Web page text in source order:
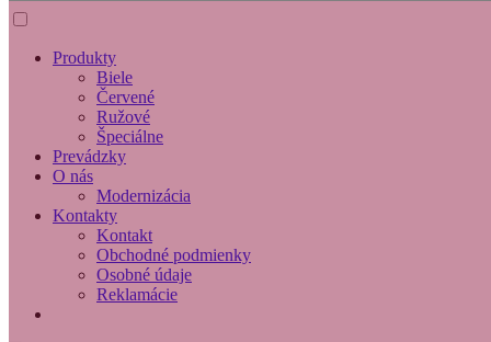
Produkty
Biele
Červené
Ružové
Špeciálne
Prevádzky
O nás
Modernizácia
Kontakty
Kontakt
Obchodné podmienky
Osobné údaje
Reklamácie